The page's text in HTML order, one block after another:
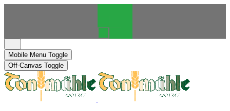
Mobile Menu Toggle
Off-Canvas Toggle